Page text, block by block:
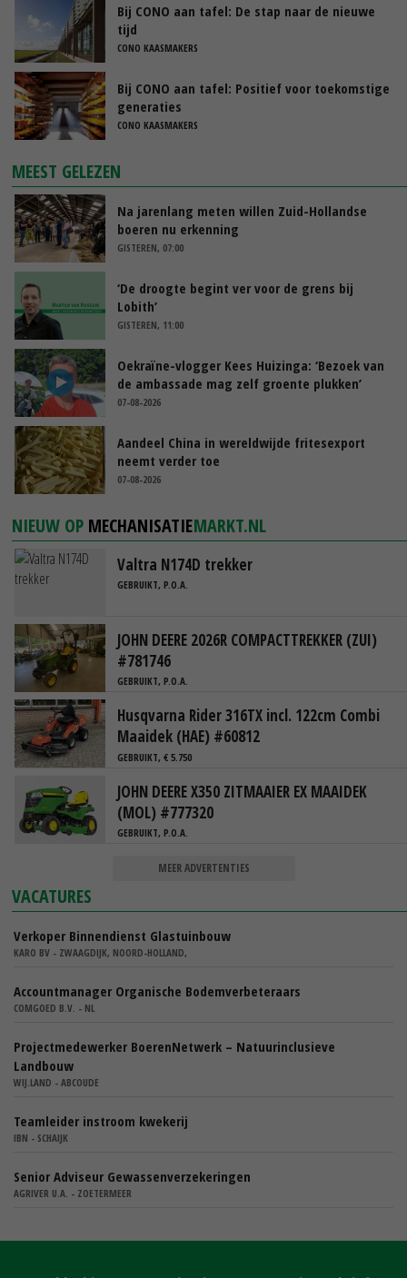
Bij CONO aan tafel: De stap naar de nieuwe
tijd
CONO KAASMAKERS
Bij CONO aan tafel: Positief voor toekomstige
generaties
CONO KAASMAKERS
MEEST GELEZEN
Na jarenlang meten willen Zuid-Hollandse
boeren nu erkenning
GISTEREN, 07:00
‘De droogte begint ver voor de grens bij
Lobith’
GISTEREN, 11:00
Oekraïne-vlogger Kees Huizinga: ‘Bezoek van
de ambassade mag zelf groente plukken’
07-08-2026
Aandeel China in wereldwijde fritesexport
neemt verder toe
07-08-2026
NIEUW OP MECHANISATIEMARKT.NL
Valtra N174D trekker
GEBRUIKT, P.O.A.
JOHN DEERE 2026R COMPACTTREKKER (ZUI)
#781746
GEBRUIKT, P.O.A.
Husqvarna Rider 316TX incl. 122cm Combi
Maaidek (HAE) #60812
GEBRUIKT, € 5.750
JOHN DEERE X350 ZITMAAIER EX MAAIDEK
(MOL) #777320
GEBRUIKT, P.O.A.
MEER ADVERTENTIES
VACATURES
Verkoper Binnendienst Glastuinbouw
KARO BV - ZWAAGDIJK, NOORD-HOLLAND,
Accountmanager Organische Bodemverbeteraars
COMGOED B.V. - NL
Projectmedewerker BoerenNetwerk – Natuurinclusieve
Landbouw
WIJ.LAND - ABCOUDE
Teamleider instroom kwekerij
IBN - SCHAIJK
Senior Adviseur Gewassenverzekeringen
AGRIVER U.A. - ZOETERMEER